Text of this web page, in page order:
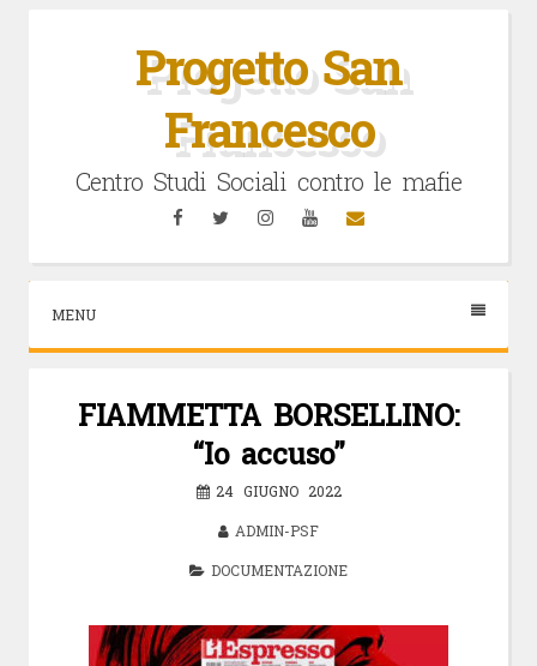
Progetto San
Francesco
Centro Studi Sociali contro le mafie
FacebookTwitterInstagramYouTubeEmail
MENU
FIAMMETTA BORSELLINO:
“Io accuso”
24 GIUGNO 2022
ADMIN-PSF
DOCUMENTAZIONE